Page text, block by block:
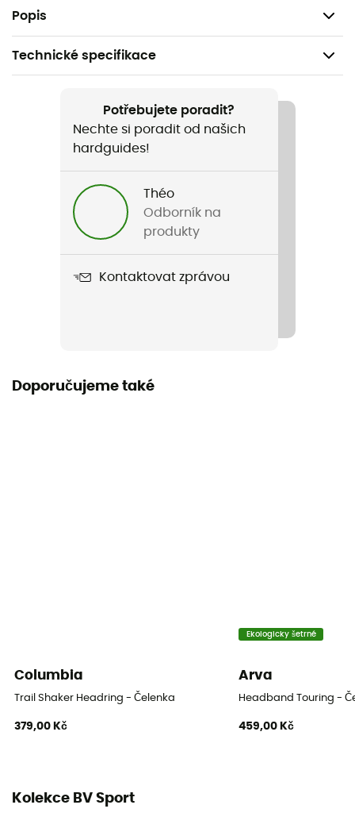
PopisUniverzální velikost.
Technické specifikace
Pěší turistika / Trail / Běh / Běžné použití
Název produktu
Headband BV Sport
Potřebujete poradit?
Nechte si poradit od našich
hardguides!
Théo
Odborník na
produkty
Kontaktovat zprávou
Doporučujeme také
Columbia
Trail Shaker Headring - Čelenka
379,00 Kč
Ekologicky šetrné
Arva
Headband Touring -
459,00 Kč
Kolekce BV Sport